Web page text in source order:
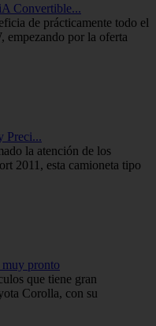
Convertible...
de prácticamente todo el
empezando por la oferta
Preci...
la atención de los
2011, esta camioneta tipo
pronto
que tiene gran
Corolla, con su